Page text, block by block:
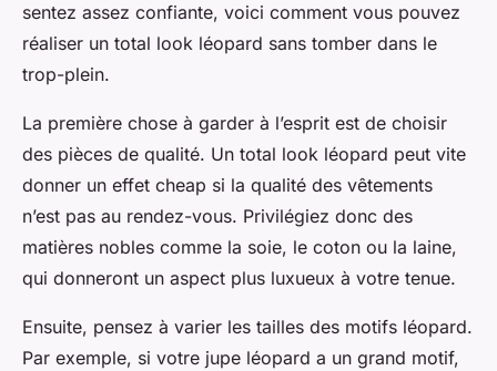
sentez assez confiante, voici comment vous pouvez
réaliser un total look léopard sans tomber dans le
trop-plein.
La première chose à garder à l’esprit est de choisir
des pièces de qualité. Un total look léopard peut vite
donner un effet cheap si la qualité des vêtements
n’est pas au rendez-vous. Privilégiez donc des
matières nobles comme la soie, le coton ou la laine,
qui donneront un aspect plus luxueux à votre tenue.
Ensuite, pensez à varier les tailles des motifs léopard.
Par exemple, si votre jupe léopard a un grand motif,